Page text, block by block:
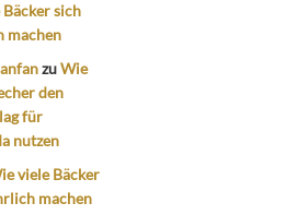
sich
machen
zuWie
den
für
nutzen
viele Bäcker
machen